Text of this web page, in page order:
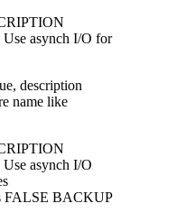
asynch I/O for
description
name like
asynch I/O
FALSE BACKUP